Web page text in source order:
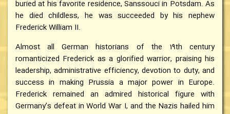
buried at his favorite residence, Sanssouci in Potsdam. As
he died childless, he was succeeded by his nephew
Frederick William II.
Almost all German historians of the 19th century
romanticized Frederick as a glorified warrior, praising his
leadership, administrative efficiency, devotion to duty, and
success in making Prussia a major power in Europe.
Frederick remained an admired historical figure with
Germany’s defeat in World War I, and the Nazis hailed him